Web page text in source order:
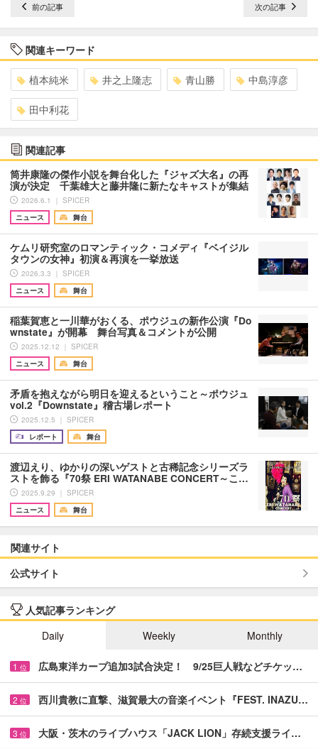
前の記事 次の記事
関連キーワード
植本純米 井之上隆志 青山勝 中島淳彦
田中利花
関連記事
筒井康隆の傑作小説を舞台化した『ジャズ大名』の再
演が決定 千葉雄大と藤井隆に新たなキャストが集結
2026.6.1 ｜ SPICER
ニュース
舞台
ケムリ研究室のロマンティック・コメディ『ベイジル
タウンの女神』初演＆再演を一挙放送
2026.3.3 ｜ SPICER
ニュース
舞台
稲葉賀恵と一川華がおくる、ポウジュの新作公演『Do
wnstate』が開幕 舞台写真＆コメントが公開
2025.12.12 ｜ SPICER
ニュース
舞台
矛盾を抱えながら明日を迎えるということ～ポウジュ
vol.2『Downstate』稽古場レポート
2025.12.5 ｜ SPICER
レポート
舞台
渡辺えり、ゆかりの深いゲストと古稀記念シリーズラ
ストを飾る『70祭 ERI WATANABE CONCERT～こ…
2025.9.29 ｜ SPICER
ニュース
舞台
関連サイト
公式サイト
人気記事ランキング
Daily
Weekly Monthly
1 位 広島東洋カープ追加3試合決定！ 9/25巨人戦などチケッ…
2 位 西川貴教に直撃、滋賀最大の音楽イベント『FEST. INAZU…
3 位 大阪・茨木のライブハウス「JACK LION」存続支援ライ…